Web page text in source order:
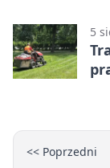
5
<< Poprzedni